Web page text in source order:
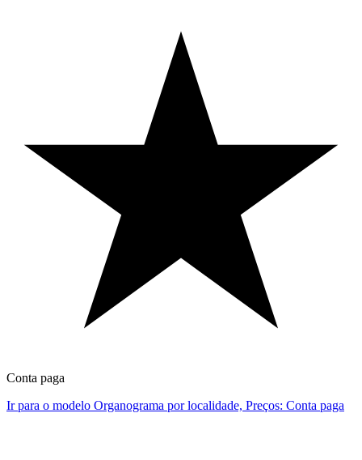
Conta paga
Ir para o modelo Organograma por localidade, Preços: Conta paga